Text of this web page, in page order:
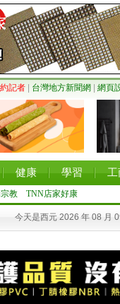
記者 台灣地方新聞網 網頁
健康 學習 工
教 TNN店家好康
今天是西元 2026 年 08 月